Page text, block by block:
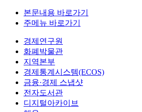
본문내용 바로가기
주메뉴 바로가기
경제연구원
화폐박물관
지역본부
경제통계시스템(ECOS)
금융·경제 스냅샷
전자도서관
디지털아카이브